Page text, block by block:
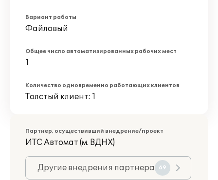
Вариант работы
Файловый
Общее число автоматизированных рабочих мест
1
Количество одновременно работающих клиентов
Толстый клиент: 1
Партнер, осуществивший внедрение/проект
ИТС Автомат (м. ВДНХ)
Другие внедрения партнера 69